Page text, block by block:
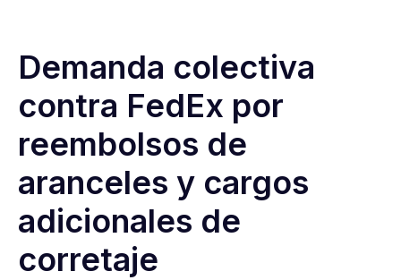
Demanda colectiva
contra FedEx por
reembolsos de
aranceles y cargos
adicionales de
corretaje